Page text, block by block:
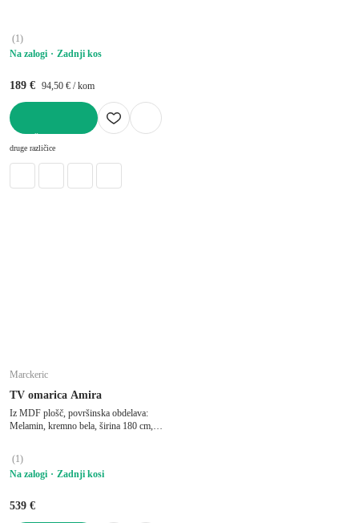
(1)
Na zalogi
Zadnji kos
189 € 94,50 € / kom
druge različice
Marckeric
TV omarica Amira
Iz MDF plošč, površinska obdelava:
Melamin, kremno bela, širina 180 cm,
(1)
Na zalogi
Zadnji kosi
539 €